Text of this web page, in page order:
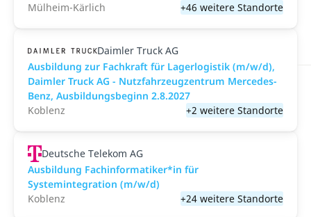
Mülheim-Kärlich
+46 weitere Standorte
Daimler Truck AG
Ausbildung zur Fachkraft für Lagerlogistik (m/w/d),
Daimler Truck AG - Nutzfahrzeugzentrum Mercedes-
Benz, Ausbildungsbeginn 2.8.2027
Koblenz
+2 weitere Standorte
Deutsche Telekom AG
Ausbildung Fachinformatiker*in für
Systemintegration (m/w/d)
Koblenz
+24 weitere Standorte